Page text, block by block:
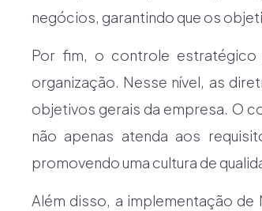
negócios, garantindo que os
Por fim, o controle
organização. Nesse nível, as
objetivos gerais da empresa. O
não apenas atenda aos
promovendo uma cultura de
Além disso, a implementação